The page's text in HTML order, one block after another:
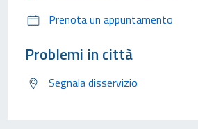
Prenota un appuntamento
Problemi in città
Segnala disservizio